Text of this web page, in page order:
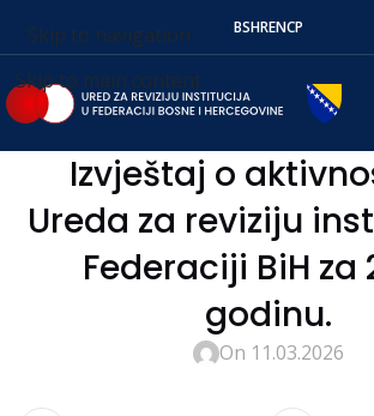
Skip to navigation
Skip to main content
BSHRENСР
Izvještaj o
Ureda za reviziju
Federaciji BiH za
godinu.
On 11.03.2026